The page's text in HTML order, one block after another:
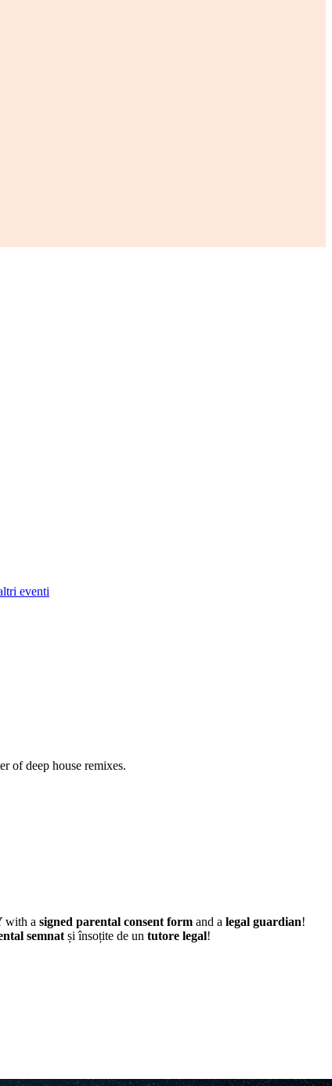
eventi
of deep house remixes.
with a signed parental consent form and a legal guardian!
semnat și însoțite de un tutore legal!